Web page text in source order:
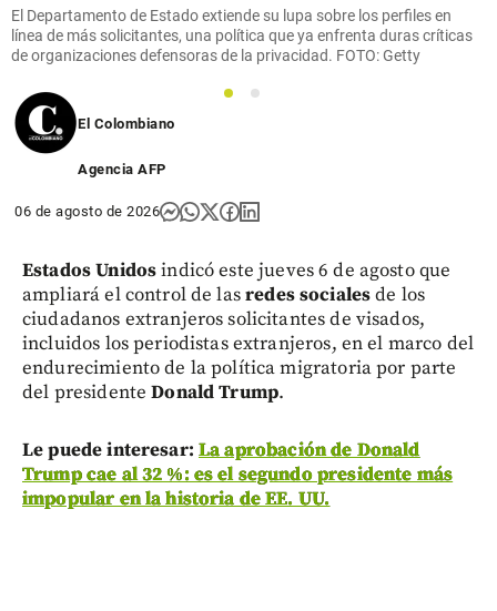
El Departamento de Estado extiende su lupa sobre los perfiles en
línea de más solicitantes, una política que ya enfrenta duras críticas
de organizaciones defensoras de la privacidad. FOTO: Getty
1
2
El Colombiano
Agencia AFP
06 de agosto de 2026
Estados Unidosindicó este jueves 6 de agosto que
ampliará el control de lasredes socialesde los
ciudadanos extranjeros solicitantes de visados,
incluidos los periodistas extranjeros, en el marco del
endurecimiento de la política migratoria por parte
del presidenteDonald Trump.
Le puede interesar: La aprobación de Donald
Trump cae al 32 %: es el segundo presidente más
impopular en la historia de EE. UU.